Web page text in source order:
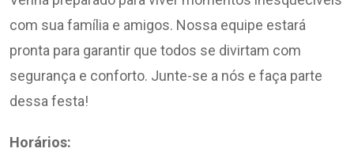
com sua família e amigos. Nossa equipe estará
pronta para garantir que todos se divirtam com
segurança e conforto. Junte-se a nós e faça parte
dessa festa!
Horários: